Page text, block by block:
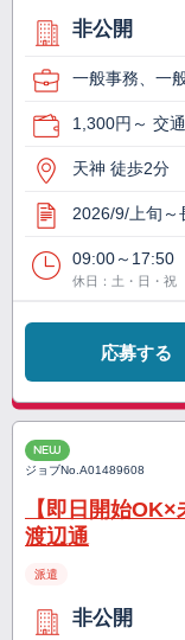
非公開
一般事務、一
1,300円～ 交
天神 徒歩2分
2026/9/上旬～
09:00～17:50
休日：土・日・祝
応募する
NEW
ジョブNo.A01489608
【即日開始
渡辺通
派遣
非公開